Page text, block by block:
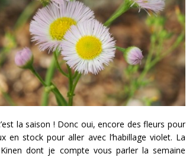
la saison ! Donc oui, encore des fleurs pour
en stock pour aller avec l’habillage violet. La
dont je compte vous parler la semaine